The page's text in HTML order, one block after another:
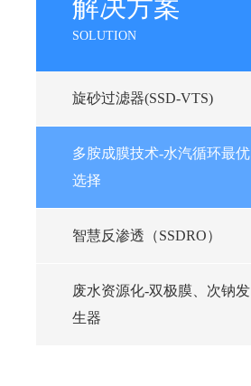
解决方案
SOLUTION
旋砂过滤器(SSD-VTS)
多胺成膜技术-水汽循环最优
选择
智慧反渗透（SSDRO）
废水资源化-双极膜、次钠发
生器